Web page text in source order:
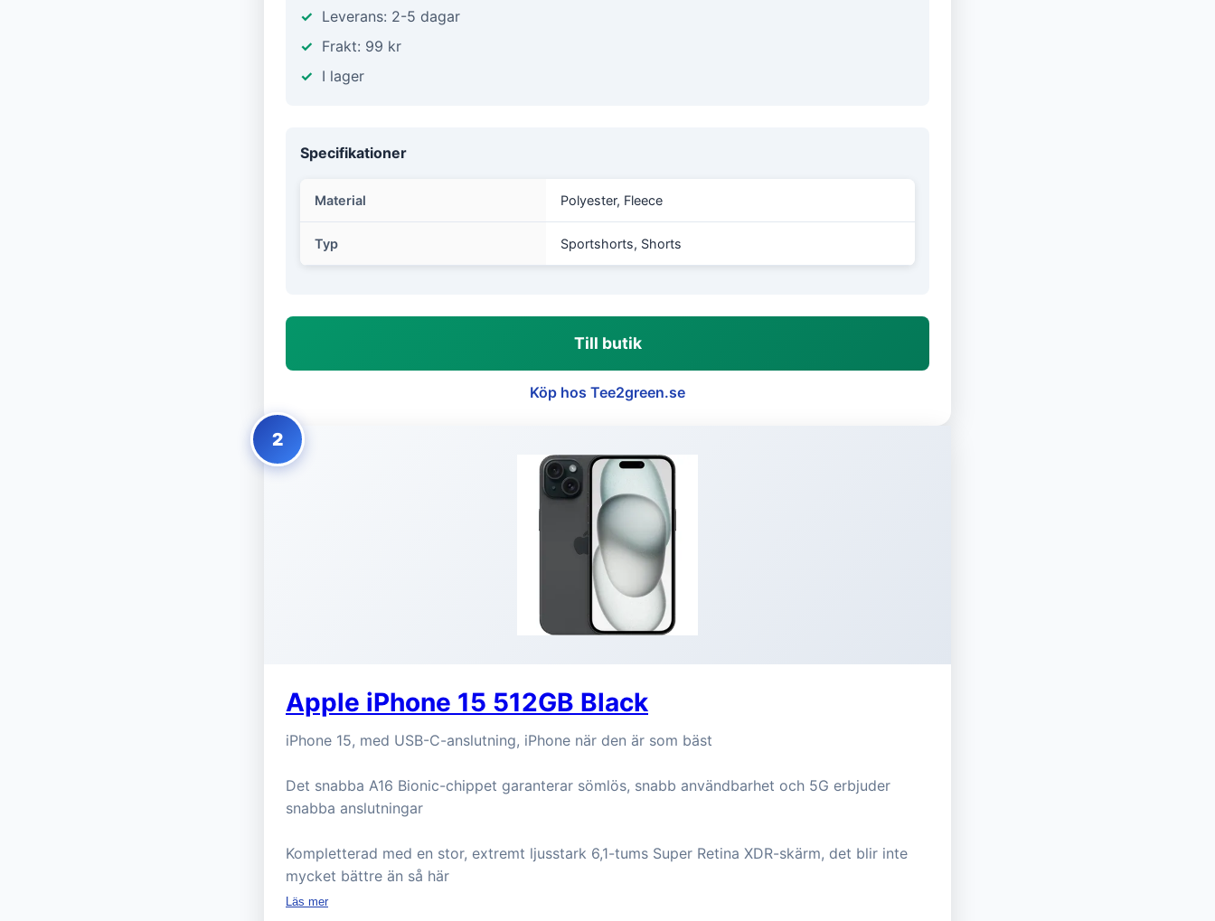
Leverans: 2-5 dagar
Frakt: 99 kr
I lager
Specifikationer
Material Polyester, Fleece
Typ Sportshorts, Shorts
Till butik
Köp hos Tee2green.se
2
Apple iPhone 15 512GB Black
iPhone 15, med USB-C-anslutning, iPhone när den är som bäst
Det snabba A16 Bionic-chippet garanterar sömlös, snabb användbarhet och 5G erbjuder
snabba anslutningar
Kompletterad med en stor, extremt ljusstark 6,1-tums Super Retina XDR-skärm, det blir inte
mycket bättre än så här
Läs mer